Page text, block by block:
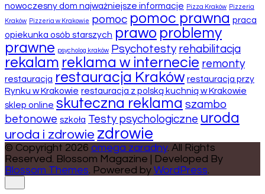
nowoczesny dom najważniejsze informacje
Pizza Kraków Pizzeria
Kraków Pizzeria w Krakowie pomoc pomoc prawna praca
opiekunka osób starszych prawo problemy
prawne psycholog kraków Psychotesty rehabilitacja
rekalam reklama w internecie remonty
restauracja restauracja Kraków restauracja przy
Rynku w Krakowie restauracja z polską kuchnią w Krakowie
sklep online skuteczna reklama szambo
betonowe szkoła Testy psychologiczne uroda
uroda i zdrowie zdrowie
© Copyright 2026 omega zaradny. All Rights
Reserved. Blossom Magazine | Developed By
Blossom Themes Powered by WordPress